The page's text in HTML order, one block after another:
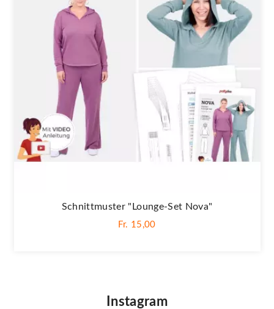
Schnittmuster "Lounge-Set Nova"
Fr. 15,00
Instagram